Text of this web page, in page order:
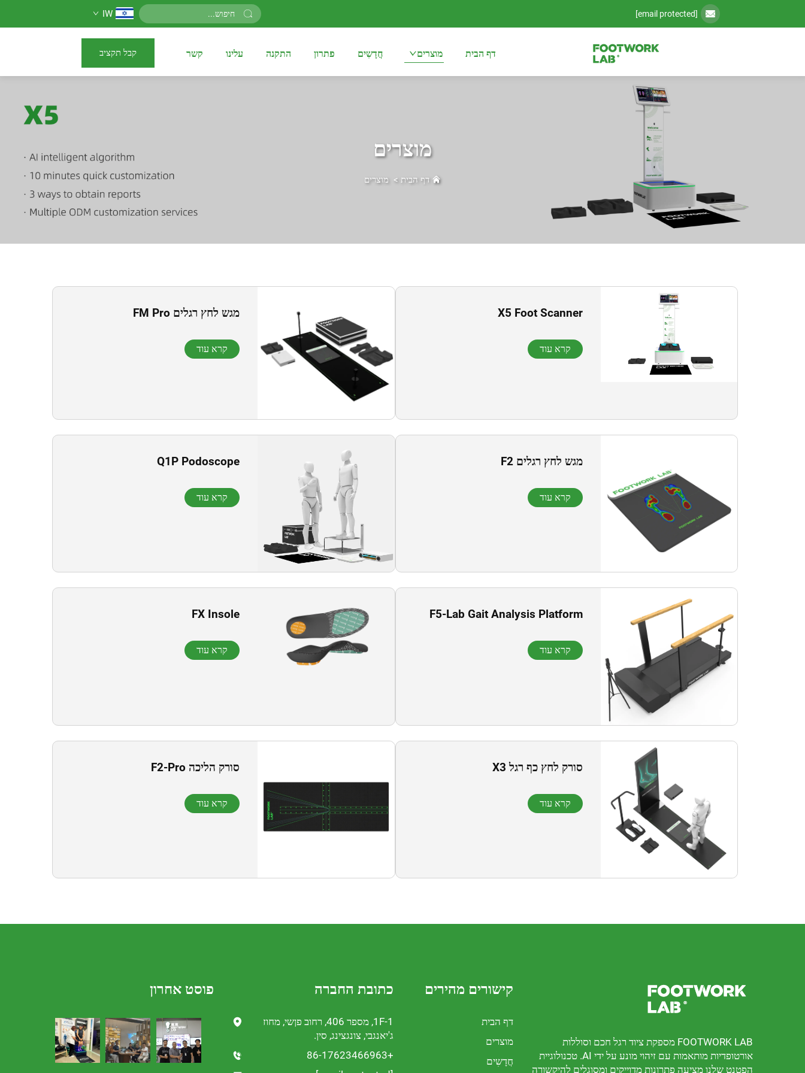
[email protected]
IW
דף הבית מוצרים חֲדָשִים פתרון התקנה עלינו קשר קבל תקציב
מוצרים
דף הבית > מוצרים
X5 Foot Scanner
קרא עוד
מגש לחץ רגלים FM Pro
קרא עוד
מגש לחץ רגלים F2
קרא עוד
Q1P Podoscope
קרא עוד
F5-Lab Gait Analysis Platform
קרא עוד
FX Insole
קרא עוד
סורק לחץ כף רגל X3
קרא עוד
סורק הליכה F2-Pro
קרא עוד
FOOTWORK LAB מספקת ציוד רגל חכם וסוללות
אורטופדיות מותאמות עם זיהוי מונע על ידי AI. טכנולוגיית
הפטנט שלנו מציעה פתרונות מדוייקים ומסוגלים להיקשורה
קישורים מהירים
דף הבית
מוצרים
חֲדָשִים
כתובת החברה
1F-1, מספר 406, רחוב פןשי, מחוז
ג'יאנגבי, צונגצינג, סין.
+86-17623466963
פוסט אחרון